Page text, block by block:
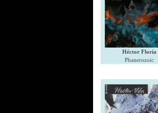
Héctor Floría
Phanerozoic